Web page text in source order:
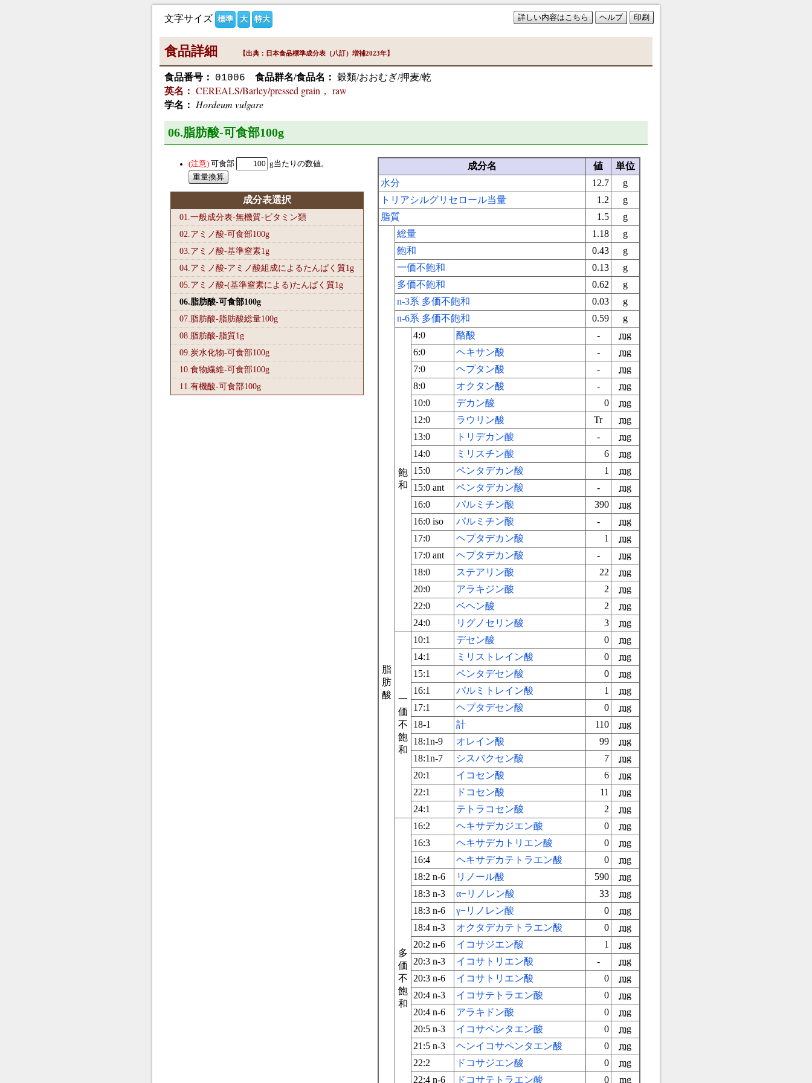
詳しい内容はこちら ヘルプ 印刷
文字サイズ 標準 大 特大
食品詳細 【出典：日本食品標準成分表（八訂）増補2023年】
食品番号： 01006 食品群名/食品名： 穀類/おおむぎ/押麦/乾
英名： CEREALS/Barley/pressed grain， raw
学名： Hordeum vulgare
06.脂肪酸-可食部100g
可食部 g当たりの数値。
成分表選択
01.一般成分表-無機質-ビタミン類
02.アミノ酸-可食部100g
03.アミノ酸-基準窒素1g
04.アミノ酸-アミノ酸組成によるたんぱく質1g
05.アミノ酸-(基準窒素による)たんぱく質1g
06.脂肪酸-可食部100g
07.脂肪酸-脂肪酸総量100g
08.脂肪酸-脂質1g
09.炭水化物-可食部100g
10.食物繊維-可食部100g
11.有機酸-可食部100g
成分名 値
単位
水分
12.7
g
トリアシルグリセロール当量
1.2
g
脂質
1.5 g
脂
肪
酸
総量 1.18
g
飽和
0.43
g
一価不飽和
0.13
g
多価不飽和
0.62
g
n-3系 多価不飽和
0.03
g
n-6系 多価不飽和
0.59 g
飽
和
4:0 酪酸 -
mg
6:0
ヘキサン酸 -
mg
7:0
ヘプタン酸 -
mg
8:0
オクタン酸 -
mg
10:0
デカン酸 0
mg
12:0
ラウリン酸 Tr
mg
13:0
トリデカン酸 -
mg
14:0
ミリスチン酸 6
mg
15:0
ペンタデカン酸 1
mg
15:0 ant
ペンタデカン酸 -
mg
16:0
パルミチン酸 390
mg
16:0 iso
パルミチン酸 -
mg
17:0
ヘプタデカン酸 1
mg
17:0 ant
ヘプタデカン酸 -
mg
18:0
ステアリン酸 22
mg
20:0
アラキジン酸 2
mg
22:0
ベヘン酸 2
mg
24:0
リグノセリン酸 3 mg
一
価
不
飽
和
10:1 デセン酸 0
mg
14:1
ミリストレイン酸 0
mg
15:1
ペンタデセン酸 0
mg
16:1
パルミトレイン酸 1
mg
17:1
ヘプタデセン酸 0
mg
18-1
計 110
mg
18:1n-9
オレイン酸 99
mg
18:1n-7
シスバクセン酸 7
mg
20:1
イコセン酸 6
mg
22:1
ドコセン酸 11
mg
24:1
テトラコセン酸 2 mg
多
価
不
飽
和
16:2 ヘキサデカジエン酸 0
mg
16:3
ヘキサデカトリエン酸 0
mg
16:4
ヘキサデカテトラエン酸 0
mg
18:2 n-6
リノール酸 590
mg
18:3 n-3
α−リノレン酸 33
mg
18:3 n-6
γ−リノレン酸 0
mg
18:4 n-3
オクタデカテトラエン酸 0
mg
20:2 n-6
イコサジエン酸 1
mg
20:3 n-3
イコサトリエン酸 -
mg
20:3 n-6
イコサトリエン酸 0
mg
20:4 n-3
イコサテトラエン酸 0
mg
20:4 n-6
アラキドン酸 0
mg
20:5 n-3
イコサペンタエン酸 0
mg
21:5 n-3
ヘンイコサペンタエン酸 0
mg
22:2
ドコサジエン酸 0
mg
22:4 n-6
ドコサテトラエン酸 0 mg